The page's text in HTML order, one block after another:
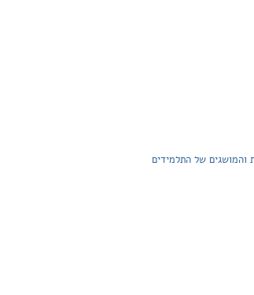
והמושגים של התלמידים